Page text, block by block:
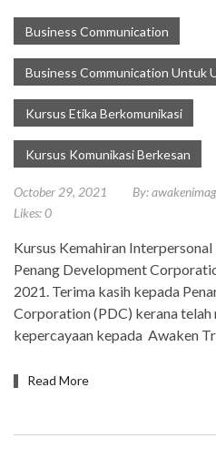
Business Communication
Business Communication Untuk
Kursus Etika Berkomunikasi
Kursus Komunikasi Berkesan
October 29, 2021 By:
Likes:0
Kursus Kemahiran
Penang Development
2021. Terima kasih kepada
Corporation (PDC) kerana
kepercayaan kepada Awaken
Read More